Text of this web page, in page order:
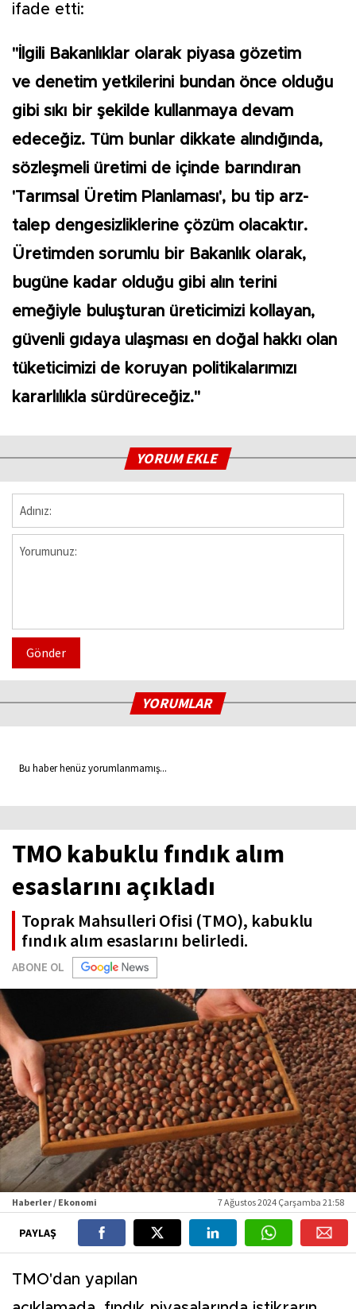
ifade etti:
"İlgili Bakanlıklar olarak piyasa gözetim
ve denetim yetkilerini bundan önce olduğu
gibi sıkı bir şekilde kullanmaya devam
edeceğiz. Tüm bunlar dikkate alındığında,
sözleşmeli üretimi de içinde barındıran
'Tarımsal Üretim Planlaması', bu tip arz-
talep dengesizliklerine çözüm olacaktır.
Üretimden sorumlu bir Bakanlık olarak,
bugüne kadar olduğu gibi alın terini
emeğiyle buluşturan üreticimizi kollayan,
güvenli gıdaya ulaşması en doğal hakkı olan
tüketicimizi de koruyan politikalarımızı
kararlılıkla sürdüreceğiz."
YORUM EKLE
Gönder
YORUMLAR
Bu haber henüz yorumlanmamış...
TMO kabuklu fındık alım
esaslarını açıkladı
Toprak Mahsulleri Ofisi (TMO), kabuklu
fındık alım esaslarını belirledi.
ABONE OL
Haberler / Ekonomi 7 Ağustos 2024 Çarşamba 21:58
PAYLAŞ
TMO'dan yapılan